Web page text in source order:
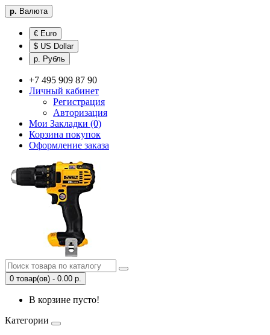
р. Валюта
€ Euro
$ US Dollar
р. Рубль
+7 495 909 87 90
Личный кабинет
Регистрация
Авторизация
Мои Закладки (0)
Корзина покупок
Оформление заказа
0 товар(ов) - 0.00 р.
В корзине пусто!
Категории